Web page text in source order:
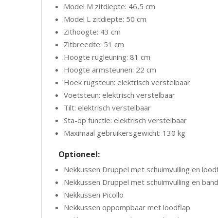
Model M zitdiepte: 46,5 cm
Model L zitdiepte: 50 cm
Zithoogte: 43 cm
Zitbreedte: 51 cm
Hoogte rugleuning: 81 cm
Hoogte armsteunen: 22 cm
Hoek rugsteun: elektrisch verstelbaar
Voetsteun: elektrisch verstelbaar
Tilt: elektrisch verstelbaar
Sta-op functie: elektrisch verstelbaar
Maximaal gebruikersgewicht: 130 kg
Optioneel:
Nekkussen Druppel met schuimvulling en
Nekkussen Druppel met schuimvulling en band
Nekkussen Picollo
Nekkussen oppompbaar met loodflap